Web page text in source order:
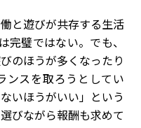
と遊びが共存する生活
完璧ではない。でも、
のほうが多くなったり
ンスを取ろうとしてい
いほうがいい」という
びながら報酬も求めて